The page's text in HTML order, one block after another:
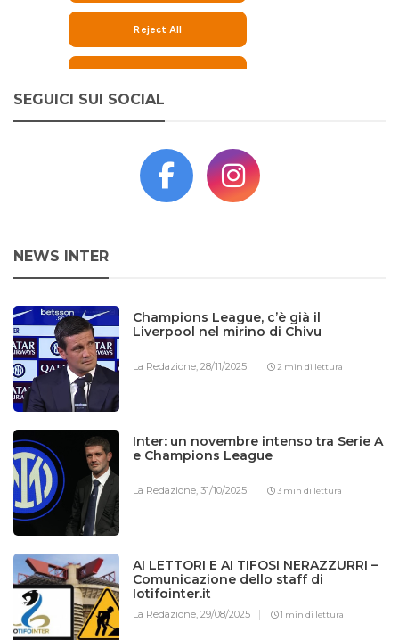
SEGUICI SUI SOCIAL
NEWS INTER
Champions League, c’è già il
Liverpool nel mirino di Chivu
La Redazione,28/11/2025 2 min di lettura
Inter: un novembre intenso tra Serie A
e Champions League
La Redazione,31/10/2025 3 min di lettura
AI LETTORI E AI TIFOSI NERAZZURRI –
Comunicazione dello staff di
Iotifointer.it
La Redazione,29/08/2025 1 min di lettura